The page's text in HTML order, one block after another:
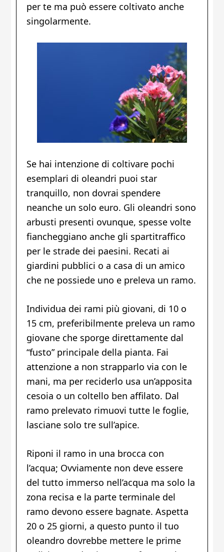
per te ma può essere coltivato anche
singolarmente.
Se hai intenzione di coltivare pochi
esemplari di oleandri puoi star
tranquillo, non dovrai spendere
neanche un solo euro. Gli oleandri sono
arbusti presenti ovunque, spesse volte
fiancheggiano anche gli spartitraffico
per le strade dei paesini. Recati ai
giardini pubblici o a casa di un amico
che ne possiede uno e preleva un ramo.
Individua dei rami più giovani, di 10 o
15 cm, preferibilmente preleva un ramo
giovane che sporge direttamente dal
“fusto” principale della pianta. Fai
attenzione a non strapparlo via con le
mani, ma per reciderlo usa un’apposita
cesoia o un coltello ben affilato. Dal
ramo prelevato rimuovi tutte le foglie,
lasciane solo tre sull’apice.
Riponi il ramo in una brocca con
l’acqua; Ovviamente non deve essere
del tutto immerso nell’acqua ma solo la
zona recisa e la parte terminale del
ramo devono essere bagnate. Aspetta
20 o 25 giorni, a questo punto il tuo
oleandro dovrebbe mettere le prime